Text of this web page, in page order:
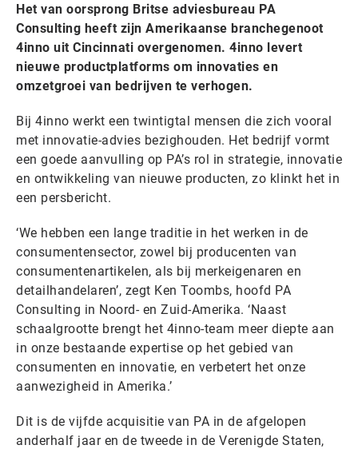
Het van oorsprong Britse adviesbureau PA
Consulting heeft zijn Amerikaanse branchegenoot
4inno uit Cincinnati overgenomen. 4inno levert
nieuwe productplatforms om innovaties en
omzetgroei van bedrijven te verhogen.
Bij 4inno werkt een twintigtal mensen die zich vooral
met innovatie-advies bezighouden. Het bedrijf vormt
een goede aanvulling op PA’s rol in strategie, innovatie
en ontwikkeling van nieuwe producten, zo klinkt het in
een persbericht.
‘We hebben een lange traditie in het werken in de
consumentensector, zowel bij producenten van
consumentenartikelen, als bij merkeigenaren en
detailhandelaren’, zegt Ken Toombs, hoofd PA
Consulting in Noord- en Zuid-Amerika. ‘Naast
schaalgrootte brengt het 4inno-team meer diepte aan
in onze bestaande expertise op het gebied van
consumenten en innovatie, en verbetert het onze
aanwezigheid in Amerika.’
Dit is de vijfde acquisitie van PA in de afgelopen
anderhalf jaar en de tweede in de Verenigde Staten,